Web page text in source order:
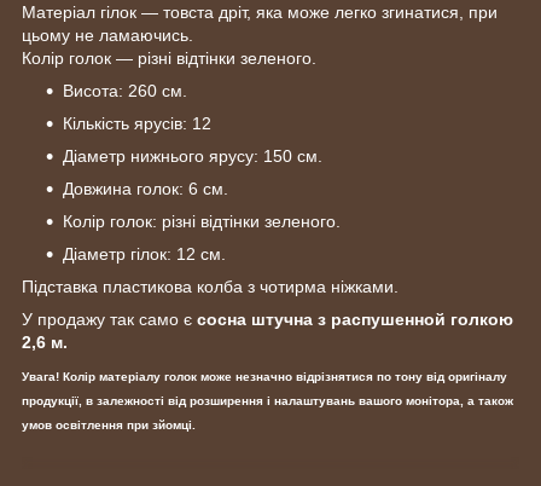
Матеріал гілок — товста дріт, яка може легко згинатися, при
цьому не ламаючись.
Колір голок — різні відтінки зеленого.
Висота: 260 см.
Кількість ярусів: 12
Діаметр нижнього ярусу: 150 см.
Довжина голок: 6 см.
Колір голок: різні відтінки зеленого.
Діаметр гілок: 12 см.
Підставка пластикова колба з чотирма ніжками.
У продажу так само є сосна штучна з распушенной голкою
2,6 м.
Увага! Колір матеріалу голок може незначно відрізнятися по тону від оригіналу
продукції, в залежності від розширення і налаштувань вашого монітора, а також
умов освітлення при зйомці.